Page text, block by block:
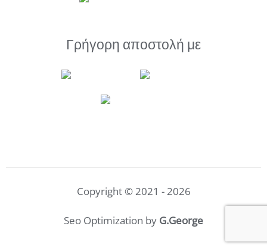
Γρήγορη αποστολή με
Copyright © 2021 - 2026
Seo Optimization by G.George